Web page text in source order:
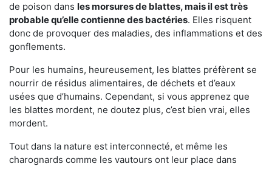
de poison dans les morsures de blattes, mais il est très
probable qu’elle contienne des bactéries. Elles risquent
donc de provoquer des maladies, des inflammations et des
gonflements.
Pour les humains, heureusement, les blattes préfèrent se
nourrir de résidus alimentaires, de déchets et d’eaux
usées que d’humains. Cependant, si vous apprenez que
les blattes mordent, ne doutez plus, c’est bien vrai, elles
mordent.
Tout dans la nature est interconnecté, et même les
charognards comme les vautours ont leur place dans